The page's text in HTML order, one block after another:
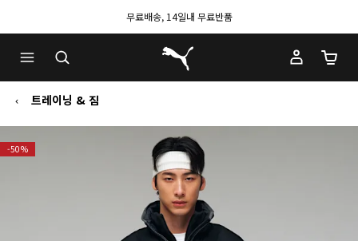
무료배송, 14일내 무료반품
푸마 홈
장바
트레이닝 & 짐
-50%